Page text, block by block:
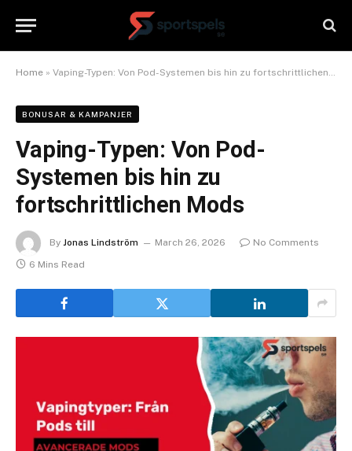
Home » Vaping-Typen: Von Pod-Systemen bis hin zu fortschrittlichen Mods
BONUSAR & KAMPANJER
Vaping-Typen: Von Pod-
Systemen bis hin zu
fortschrittlichen Mods
By Jonas Lindström March 26, 2026
No Comments
6 Mins Read